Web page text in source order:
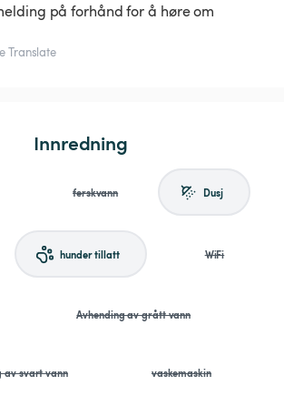
på forhånd for å høre om
Translate
Innredning
ferskvann Dusj
hunder tillatt WiFi
Avhending av grått vann
av svart vann vaskemaskin